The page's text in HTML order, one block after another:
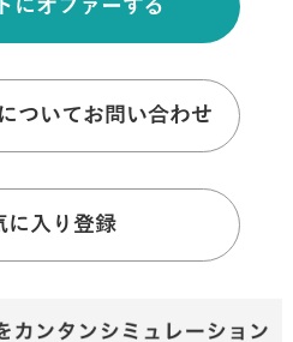
にオファーする
ついてお問い合わせ
に入り登録